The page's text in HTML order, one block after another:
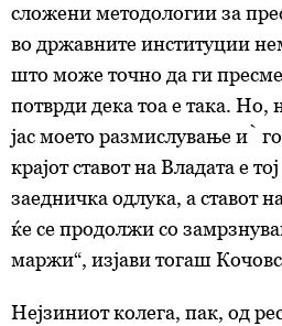
сложени методологии за
во државните институции
што може точно да ги
потврди дека тоа е така. Но,
јас моето размислување ѝ
крајот ставот на Владата е
заедничка одлука, а ставот
ќе се продолжи со
маржи“, изјави тогаш
Нејзиниот колега, пак, од